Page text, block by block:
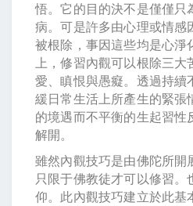
悟。它的目的決不是僅僅只
病。可是許多由心理或情感
被根除，事因這些均是心淨
上，修習內觀可以根除三
愛、瞋恨與愚癡。透過持續
緩日常生活上所產生的緊張
的境遇而不平衡的生起習性
解開。
雖然內觀技巧是由佛陀所開
只限于佛教徒才可以修習
仰。此內觀技巧建立於此基